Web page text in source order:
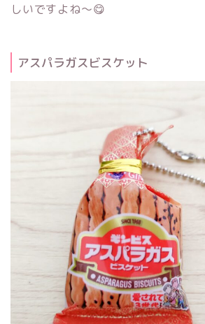
しいですよね～😋
アスパラガスビスケット